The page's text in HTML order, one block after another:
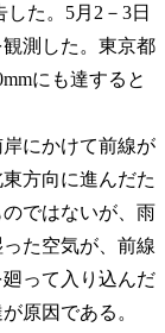
た。5月2－3日
測した。東京都
にも達すると
にかけて前線が
方向に進んだた
ではないが、雨
た空気が、前線
って入り込んだ
原因である。